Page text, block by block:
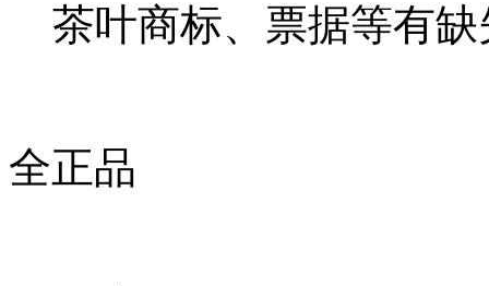
茶叶商标、票据等有
全正品